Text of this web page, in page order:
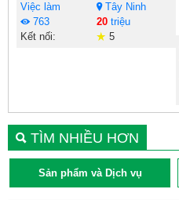
Việc làm
Tây Ninh
763
20triệu
Kết nối:
5
TÌM NHIỀU HƠN
Sản phẩm và Dịch vụ